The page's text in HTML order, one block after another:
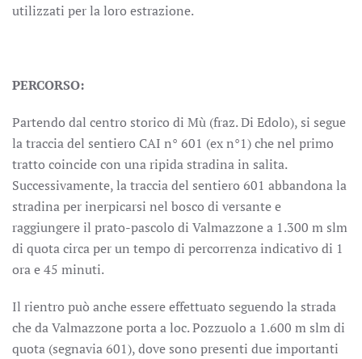
utilizzati per la loro estrazione.
PERCORSO:
Partendo dal centro storico di Mù (fraz. Di Edolo), si segue
la traccia del sentiero CAI n° 601 (ex n°1) che nel primo
tratto coincide con una ripida stradina in salita.
Successivamente, la traccia del sentiero 601 abbandona la
stradina per inerpicarsi nel bosco di versante e
raggiungere il prato-pascolo di Valmazzone a 1.300 m slm
di quota circa per un tempo di percorrenza indicativo di 1
ora e 45 minuti.
Il rientro può anche essere effettuato seguendo la strada
che da Valmazzone porta a loc. Pozzuolo a 1.600 m slm di
quota (segnavia 601), dove sono presenti due importanti